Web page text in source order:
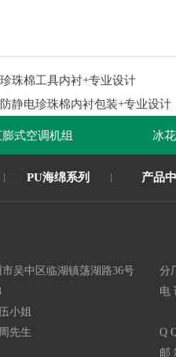
珠棉工具内衬+专业设计
静电珍珠棉内衬包装+专业设计
式空调机组 冰花
PU海绵系列 产品
吴中区临湖镇荡湖路36号
小姐
先生
分
电
Q
邮